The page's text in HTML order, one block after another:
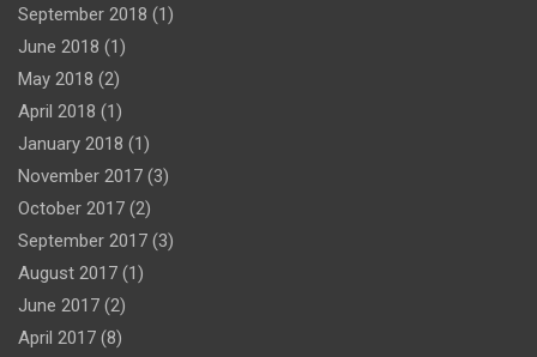
September 2018 (1)
June 2018 (1)
May 2018 (2)
April 2018 (1)
January 2018 (1)
November 2017 (3)
October 2017 (2)
September 2017 (3)
August 2017 (1)
June 2017 (2)
April 2017 (8)